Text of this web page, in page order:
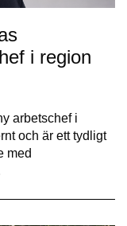
i region
arbetschef i
och är ett tydligt
med